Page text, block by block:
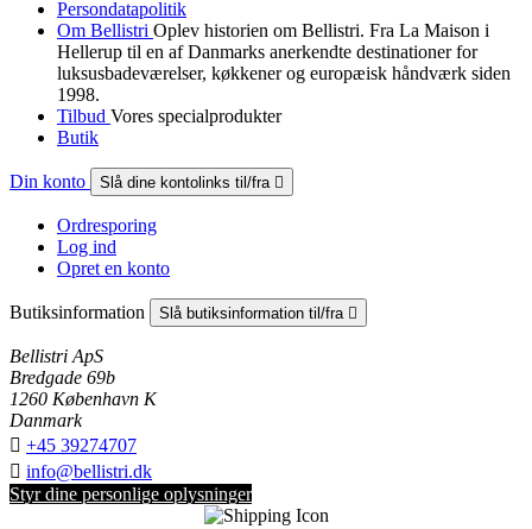
Persondatapolitik
Om Bellistri Oplev historien om Bellistri. Fra La Maison i
Hellerup til en af Danmarks anerkendte destinationer for
luksus­badeværelser, køkkener og europæisk håndværk siden
1998.
Tilbud Vores specialprodukter
Butik
Din konto Slå dine kontolinks til/fra 
Ordresporing
Log ind
Opret en konto
Butiksinformation Slå butiksinformation til/fra 
Bellistri ApS
Bredgade 69b
1260 København K
Danmark
 +45 39274707
 info@bellistri.dk
Styr dine personlige oplysninger